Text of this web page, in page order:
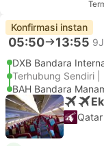
Konfirmasi instan
05:50 13:55
DXB Bandara
Terhubung Sendiri
BAH Bandara